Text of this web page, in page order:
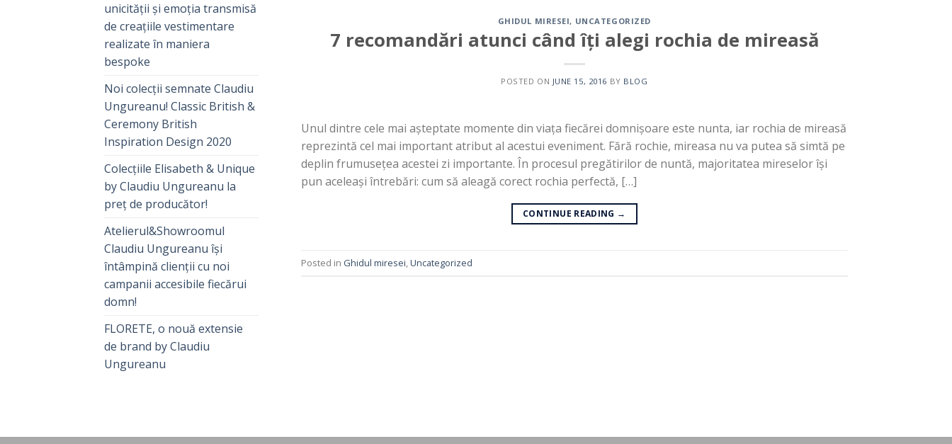
unicității și emoția transmisă
de creațiile vestimentare
realizate în maniera
bespoke
Noi colecții semnate Claudiu
Ungureanu! Classic British &
Ceremony British
Inspiration Design 2020
Colecțiile Elisabeth & Unique
by Claudiu Ungureanu la
preț de producător!
Atelierul&Showroomul
Claudiu Ungureanu își
întâmpină clienții cu noi
campanii accesibile fiecărui
domn!
FLORETE, o nouă extensie
de brand by Claudiu
Ungureanu
GHIDUL MIRESEI, UNCATEGORIZED
7 recomandări atunci când îți alegi rochia de mireasă
POSTED ON JUNE 15, 2016 BY BLOG
Unul dintre cele mai așteptate momente din viața fiecărei domnișoare este nunta, iar rochia de mireasă
reprezintă cel mai important atribut al acestui eveniment. Fără rochie, mireasa nu va putea să simtă pe
deplin frumusețea acestei zi importante. În procesul pregătirilor de nuntă, majoritatea mireselor își
pun aceleași întrebări: cum să aleagă corect rochia perfectă, […]
CONTINUE READING →
Posted in Ghidul miresei,Uncategorized